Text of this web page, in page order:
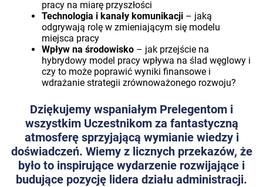
pracy na miarę przyszłości
Technologia i kanały komunikacji – jaką
odgrywają rolę w zmieniającym się modelu
miejsca pracy
Wpływ na środowisko – jak przejście na
hybrydowy model pracy wpływa na ślad węglowy i
czy to może poprawić wyniki finansowe i
wdrażanie strategii zrównoważonego rozwoju?
Dziękujemy wspaniałym Prelegentom i
wszystkim Uczestnikom za fantastyczną
atmosferę sprzyjającą wymianie wiedzy i
doświadczeń. Wiemy z licznych przekazów, że
było to inspirujące wydarzenie rozwijające i
budujące pozycję lidera działu administracji.